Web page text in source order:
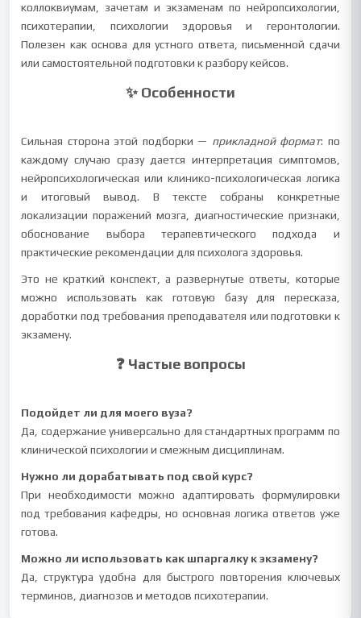
коллоквиумам, зачетам и экзаменам по нейропсихологии,
психотерапии, психологии здоровья и геронтологии.
Полезен как основа для устного ответа, письменной сдачи
или самостоятельной подготовки к разбору кейсов.
✨ Особенности
Сильная сторона этой подборки — прикладной формат: по
каждому случаю сразу дается интерпретация симптомов,
нейропсихологическая или клинико-психологическая логика
и итоговый вывод. В тексте собраны конкретные
локализации поражений мозга, диагностические признаки,
обоснование выбора терапевтического подхода и
практические рекомендации для психолога здоровья.
Это не краткий конспект, а развернутые ответы, которые
можно использовать как готовую базу для пересказа,
доработки под требования преподавателя или подготовки к
экзамену.
❓ Частые вопросы
Подойдет ли для моего вуза?
Да, содержание универсально для стандартных программ по
клинической психологии и смежным дисциплинам.
Нужно ли дорабатывать под свой курс?
При необходимости можно адаптировать формулировки
под требования кафедры, но основная логика ответов уже
готова.
Можно ли использовать как шпаргалку к экзамену?
Да, структура удобна для быстрого повторения ключевых
терминов, диагнозов и методов психотерапии.